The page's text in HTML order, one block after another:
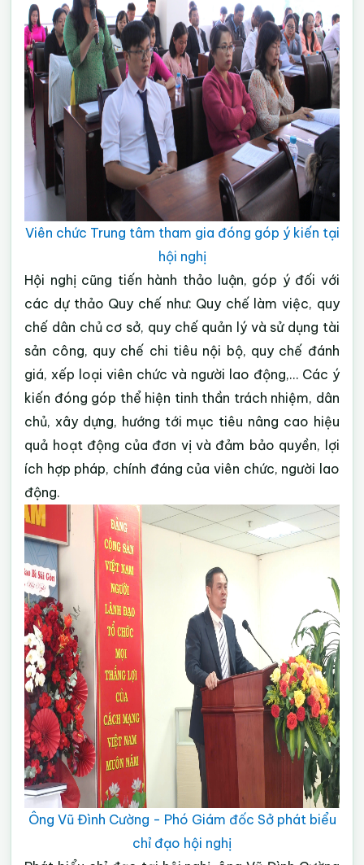
Viên chức Trung tâm tham gia đóng góp ý kiến tại
hội nghị
Hội nghị cũng tiến hành thảo luận, góp ý đối với
các dự thảo Quy chế như: Quy chế làm việc, quy
chế dân chủ cơ sở, quy chế quản lý và sử dụng tài
sản công, quy chế chi tiêu nội bộ, quy chế đánh
giá, xếp loại viên chức và người lao động,… Các ý
kiến đóng góp thể hiện tinh thần trách nhiệm, dân
chủ, xây dựng, hướng tới mục tiêu nâng cao hiệu
quả hoạt động của đơn vị và đảm bảo quyền, lợi
ích hợp pháp, chính đáng của viên chức, người lao
động.
Ông Vũ Đình Cường - Phó Giám đốc Sở phát biểu
chỉ đạo hội nghị